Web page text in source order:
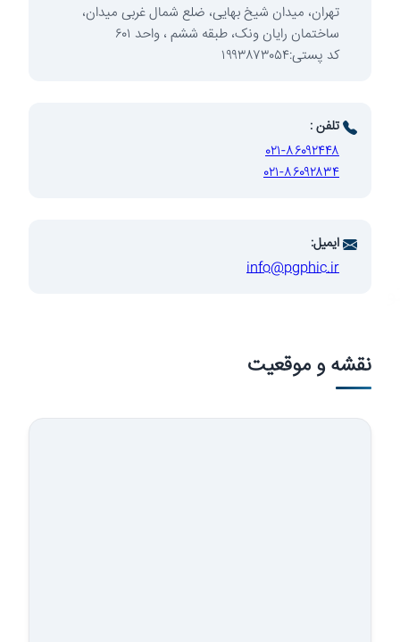
تهران، میدان شیخ بهایی، ضلع شمال غربی میدان،
ساختمان رایان ونک، طبقه ششم ، واحد ۶۰۱
کد پستی:۱۹۹۳۸۷۳۰۵۴
تلفن :
۰۲۱-۸۶۰۹۲۴۴۸
۰۲۱-۸۶۰۹۲۸۳۴
ایمیل:
info@pgphic.ir
نقشه و موقعیت